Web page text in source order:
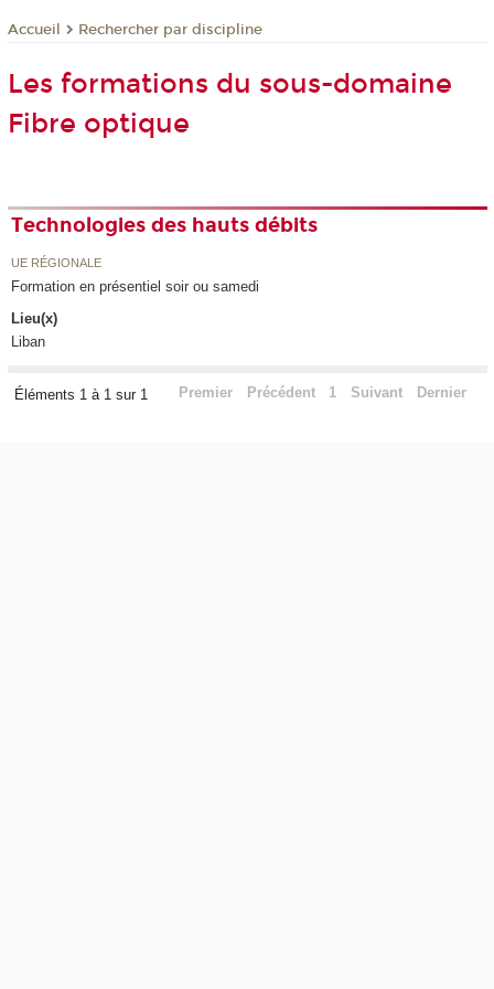
Accueil Rechercher par discipline
Les formations du sous-domaine
Fibre optique
Technologies des hauts débits
UE RÉGIONALE
Formation en présentiel soir ou samedi
Lieu(x)
Liban
Éléments 1 à 1 sur 1 Premier Précédent 1 Suivant Dernier